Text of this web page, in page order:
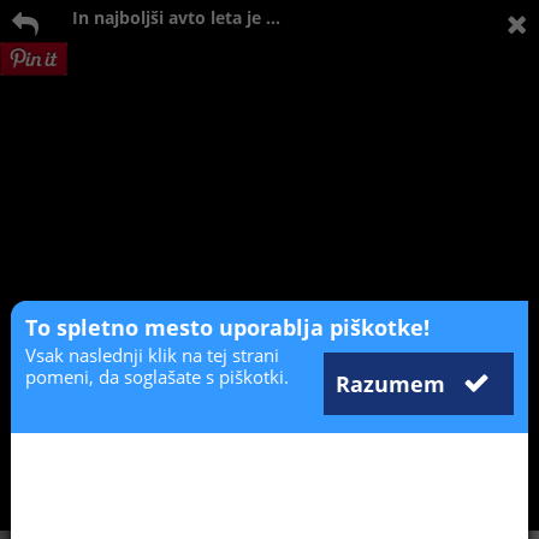
In najboljši avto leta je ...
To spletno mesto uporablja piškotke!
Razumem
Vsak naslednji klik na tej strani
pomeni, da soglašate s piškotki.